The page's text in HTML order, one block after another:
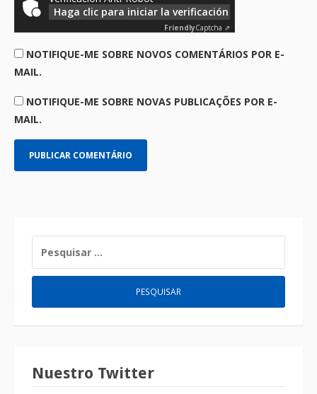
Haga clic para iniciar la verificación
FriendlyCaptcha ⇗
NOTIFIQUE-ME SOBRE NOVOS COMENTÁRIOS POR E-
MAIL.
NOTIFIQUE-ME SOBRE NOVAS PUBLICAÇÕES POR E-
MAIL.
Nuestro Twitter